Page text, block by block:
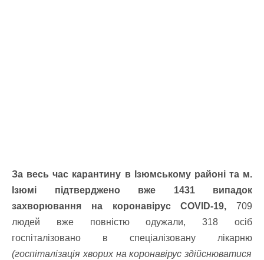
За весь час карантину в Ізюмському районі та м.
Ізюмі підтверджено вже 1431 випадок
захворювання на коронавірус COVID-19, 709
людей вже повністю одужали, 318 осіб
госпіталізовано в спеціалізовану лікарню
(госпіталізація хворих на коронавірус здійснюватися